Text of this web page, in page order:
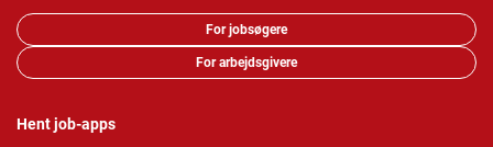
For jobsøgere
For arbejdsgivere
Hent job-apps